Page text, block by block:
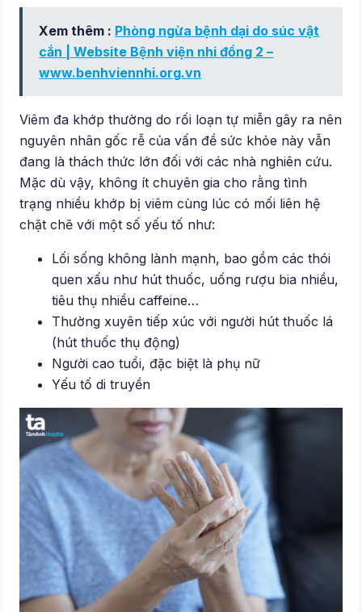
Xem thêm : Phòng ngừa bệnh dại do súc vật
cắn | Website Bệnh viện nhi đồng 2 –
www.benhviennhi.org.vn
Viêm đa khớp thường do rối loạn tự miễn gây ra nên
nguyên nhân gốc rễ của vấn đề sức khỏe này vẫn
đang là thách thức lớn đối với các nhà nghiên cứu.
Mặc dù vậy, không ít chuyên gia cho rằng tình
trạng nhiều khớp bị viêm cùng lúc có mối liên hệ
chặt chẽ với một số yếu tố như:
Lối sống không lành mạnh, bao gồm các thói
quen xấu như hút thuốc, uống rượu bia nhiều,
tiêu thụ nhiều caffeine…
Thường xuyên tiếp xúc với người hút thuốc lá
(hút thuốc thụ động)
Người cao tuổi, đặc biệt là phụ nữ
Yếu tố di truyền